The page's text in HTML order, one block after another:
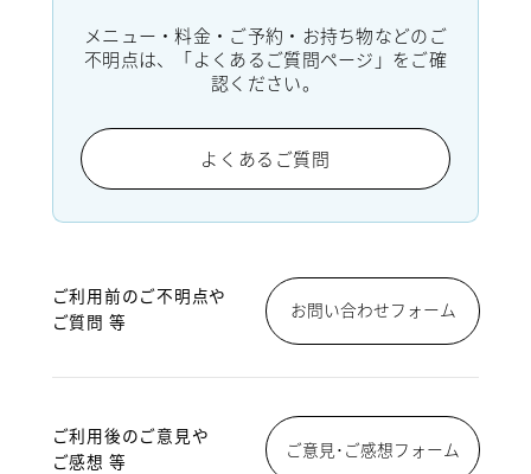
メニュー・料金・ご予約・お持ち物などのご
不明点は、「よくあるご質問ページ」をご確
認ください。
よくあるご質問
ご利用前のご不明点や
ご質問 等
お問い合わせフォーム
ご利用後のご意見や
ご感想 等
ご意見･ご感想フォーム